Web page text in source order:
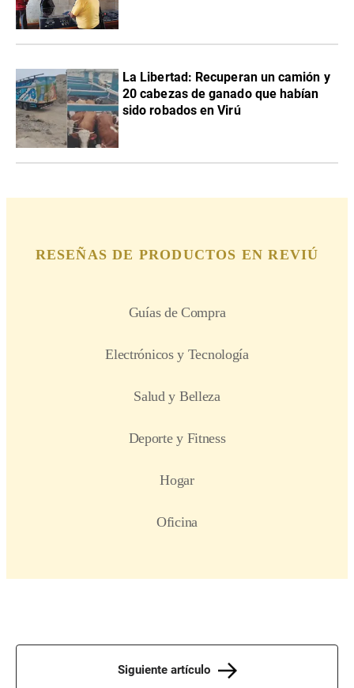
La Libertad: Recuperan un camión y
20 cabezas de ganado que habían
sido robados en Virú
Siguiente artículo